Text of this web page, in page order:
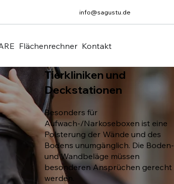
info@sagustu.de
Flächenrechner Kontakt
Tierkliniken und
Deckstationen
Besonders für
Aufwach-/Narkoseboxen ist eine
Polsterung der Wände und des
Bodens unumgänglich. Die Boden-
und Wandbeläge müssen
besonderen Ansprüchen gerecht
werden.